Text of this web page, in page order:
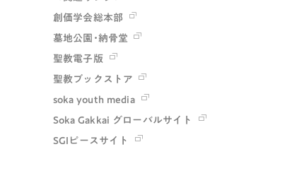
創価学会総本部
墓地公園・納骨堂
聖教電子版
聖教ブックストア
soka youth media
Soka Gakkai グローバルサイト
SGIピースサイト